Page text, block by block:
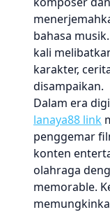
bahasa
kali
karakter,
disampaikan.
Dalam era
lanaya88 link
penggemar
konten
olahraga
memorable.